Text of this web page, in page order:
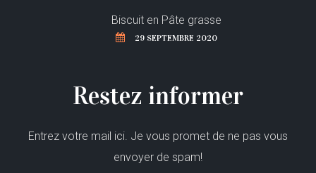
Biscuit en Pâte grasse
29 SEPTEMBRE 2020
Restez informer
Entrez votre mail ici. Je vous promet de ne pas vous
envoyer de spam!